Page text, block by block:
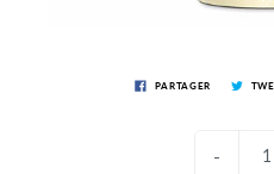
PARTAGER
-